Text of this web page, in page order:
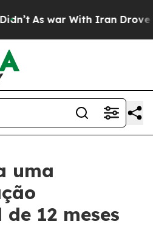
As war With Iran Drove oil
uma
12 meses